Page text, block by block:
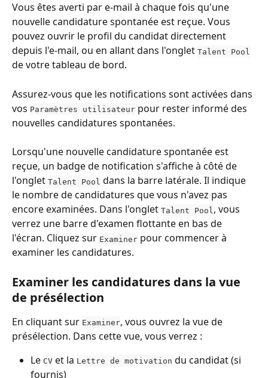
Vous êtes averti par e-mail à chaque fois qu'une
nouvelle candidature spontanée est reçue. Vous
pouvez ouvrir le profil du candidat directement
depuis l'e-mail, ou en allant dans l'onglet Talent Pool
de votre tableau de bord.
Assurez-vous que les notifications sont activées dans
vos Paramètres utilisateur pour rester informé des
nouvelles candidatures spontanées.
Lorsqu'une nouvelle candidature spontanée est
reçue, un badge de notification s'affiche à côté de
l'onglet Talent Pool dans la barre latérale. Il indique
le nombre de candidatures que vous n'avez pas
encore examinées. Dans l'onglet Talent Pool , vous
verrez une barre d'examen flottante en bas de
l'écran. Cliquez sur Examiner pour commencer à
examiner les candidatures.
Examiner les candidatures dans la vue
de présélection
En cliquant sur Examiner, vous ouvrez la vue de
présélection. Dans cette vue, vous verrez :
Le CV et la Lettre de motivation du candidat (si
fournis)